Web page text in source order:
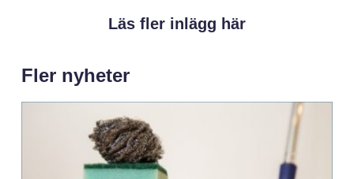
Läs fler inlägg här
Fler nyheter